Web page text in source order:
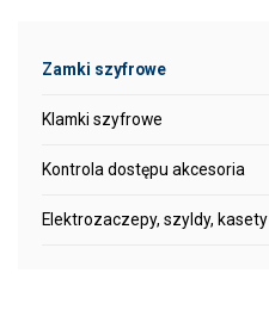
Zamki szyfrowe
Klamki szyfrowe
Kontrola dostępu akcesoria
Elektrozaczepy, szyldy, kasety